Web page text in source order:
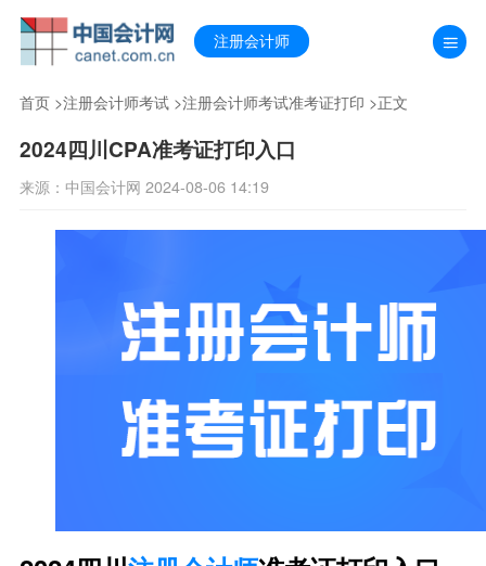
注册会计师
首页>注册会计师考试>注册会计师考试准考证打印 >正文
2024四川CPA准考证打印入口
来源：中国会计网 2024-08-06 14:19